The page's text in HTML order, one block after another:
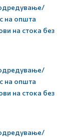
на општа
на стока без
на општа
на стока без